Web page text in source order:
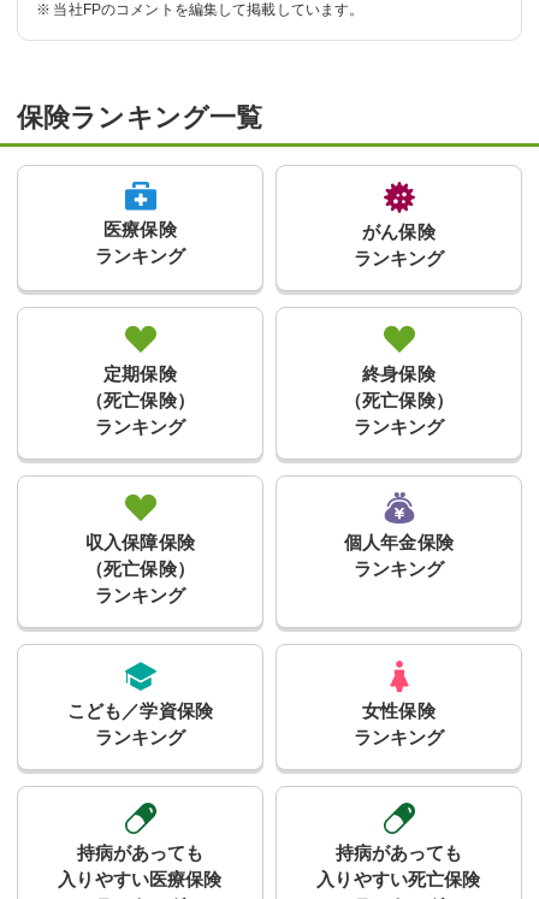
当社FPのコメントを編集して掲載しています。
保険ランキング一覧
医療保険
ランキング
がん保険
ランキング
定期保険
（死亡保険）
ランキング
終身保険
（死亡保険）
ランキング
収入保障保険
（死亡保険）
ランキング
個人年金保険
ランキング
こども／学資保険
ランキング
女性保険
ランキング
持病があっても
入りやすい医療保険
持病があっても
入りやすい死亡保険